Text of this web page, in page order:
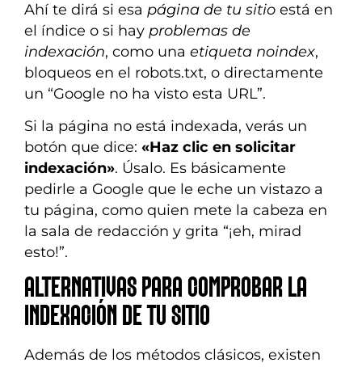
Ahí te dirá si esa página de tu sitio está en
el índice o si hay problemas de
indexación, como una etiqueta noindex,
bloqueos en el robots.txt, o directamente
un “Google no ha visto esta URL”.
Si la página no está indexada, verás un
botón que dice: «Haz clic en solicitar
indexación». Úsalo. Es básicamente
pedirle a Google que le eche un vistazo a
tu página, como quien mete la cabeza en
la sala de redacción y grita “¡eh, mirad
esto!”.
ALTERNATIVAS PARA COMPROBAR LA
INDEXACIÓN DE TU SITIO
Además de los métodos clásicos, existen